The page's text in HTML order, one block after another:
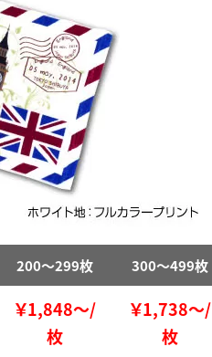
200～299枚 300～499枚
￥1,848～/
枚
￥1,738～/
枚